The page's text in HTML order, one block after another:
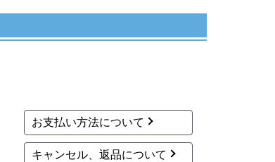
お支払い方法について
キャンセル、返品について